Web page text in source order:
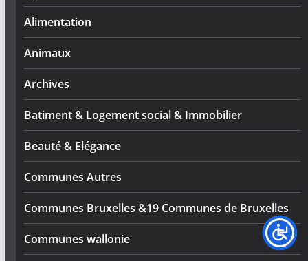
Alimentation
Animaux
Archives
Batiment & Logement social & Immobilier
Beauté & Elégance
Communes Autres
Communes Bruxelles &19 Communes de Bruxelles
Communes wallonie